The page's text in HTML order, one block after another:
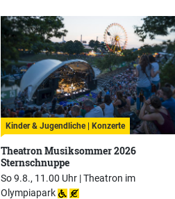
Kinder & Jugendliche | Konzerte
Theatron Musiksommer 2026
Sternschnuppe
So 9.8., 11.00 Uhr |Theatron im
Olympiapark